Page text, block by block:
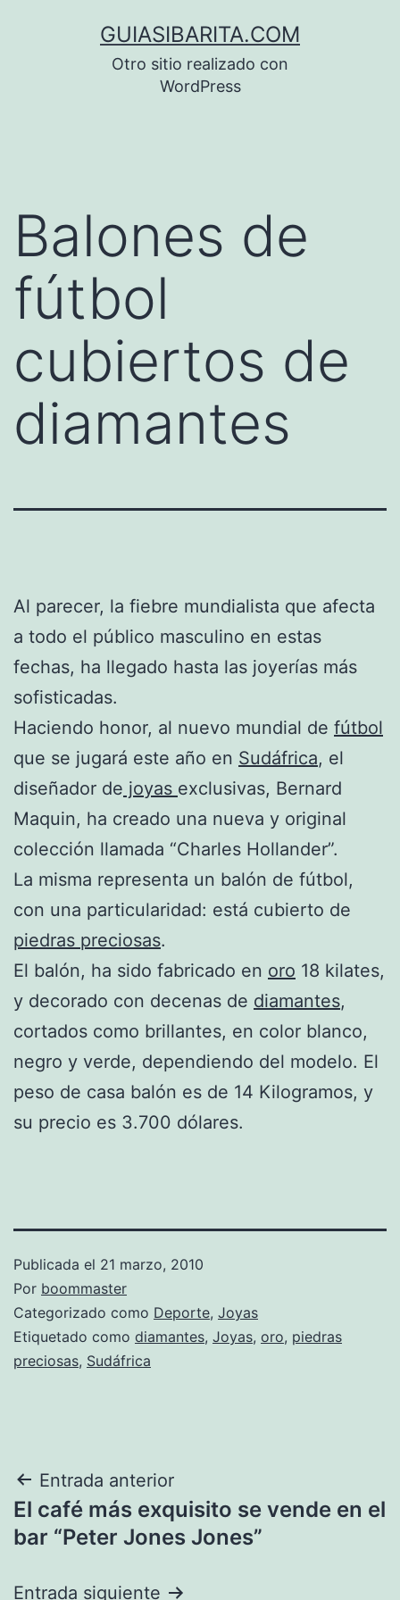
GUIASIBARITA.COM
Otro sitio realizado con
WordPress
Balones de
fútbol
cubiertos de
diamantes
Al parecer, la fiebre mundialista que afecta
a todo el público masculino en estas
fechas, ha llegado hasta las joyerías más
sofisticadas.
Haciendo honor, al nuevo mundial de fútbol
que se jugará este año en Sudáfrica, el
diseñador de joyas exclusivas, Bernard
Maquin, ha creado una nueva y original
colección llamada “Charles Hollander”.
La misma representa un balón de fútbol,
con una particularidad: está cubierto de
piedras preciosas.
El balón, ha sido fabricado en oro 18 kilates,
y decorado con decenas de diamantes,
cortados como brillantes, en color blanco,
negro y verde, dependiendo del modelo. El
peso de casa balón es de 14 Kilogramos, y
su precio es 3.700 dólares.
Publicada el 21 marzo, 2010
Por boommaster
Categorizado como Deporte, Joyas
Etiquetado como diamantes, Joyas, oro, piedras
preciosas, Sudáfrica
Navegación
de
Entrada anterior
El café más exquisito se vende en el
bar “Peter Jones Jones”
Entrada siguiente